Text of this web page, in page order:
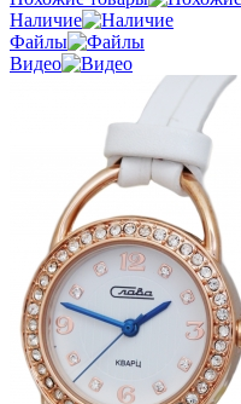
Наличие
Файлы
Видео